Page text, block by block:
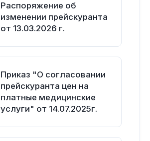
Распоряжение об
изменении прейскуранта
от 13.03.2026 г.
Приказ "О согласовании
прейскуранта цен на
платные медицинские
услуги" от 14.07.2025г.